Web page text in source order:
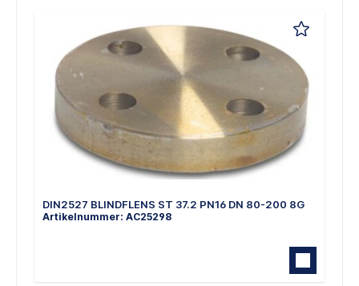
DIN2527 BLINDFLENS ST 37.2 PN16 DN 80-200 8G
Artikelnummer: AC25298